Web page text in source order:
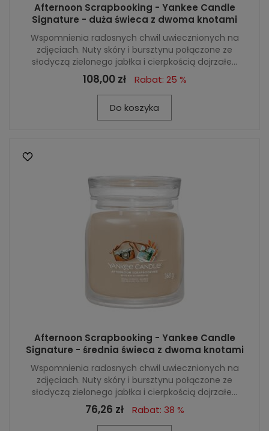
Afternoon Scrapbooking - Yankee Candle
Signature - duża świeca z dwoma knotami
Wspomnienia radosnych chwil uwiecznionych na
zdjęciach. Nuty skóry i bursztynu połączone ze
słodyczą zielonego jabłka i cierpkością dojrzałe...
108,00 zł Rabat: 25 %
Do koszyka
Afternoon Scrapbooking - Yankee Candle
Signature - średnia świeca z dwoma knotami
Wspomnienia radosnych chwil uwiecznionych na
zdjęciach. Nuty skóry i bursztynu połączone ze
słodyczą zielonego jabłka i cierpkością dojrzałe...
76,26 zł Rabat: 38 %